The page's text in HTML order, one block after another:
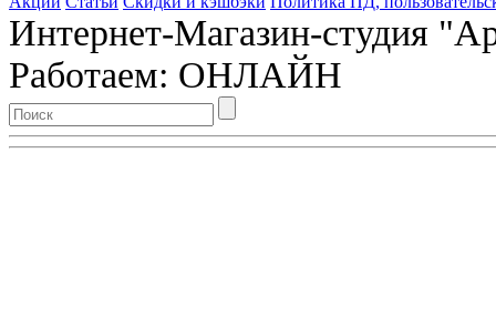
Интернет-Магазин-студия
Работаем: ОНЛАЙН